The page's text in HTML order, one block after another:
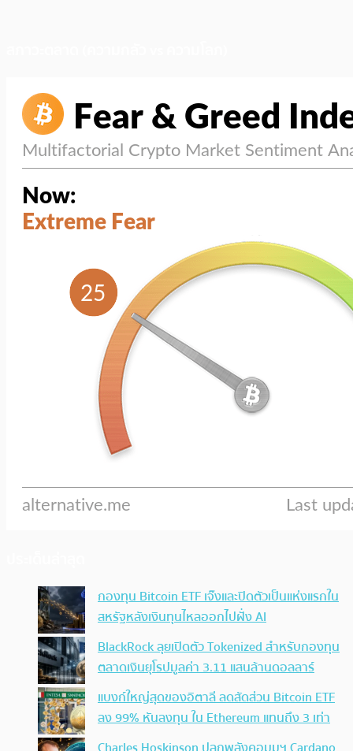
กองทุน Bitcoin ETF เจ๊งและปิดตัวเป็นแห่งแรกใน
สหรัฐหลังเงินทุนไหลออกไปฝั่ง AI
BlackRock ลุยเปิดตัว Tokenized สำหรับกองทุน
ตลาดเงินยุโรปมูลค่า 3.11 แสนล้านดอลลาร์
แบงก์ใหญ่สุดของอิตาลี ลดสัดส่วน Bitcoin ETF
ลง 99% หันลงทุน ใน Ethereum แทนถึง 3 เท่า